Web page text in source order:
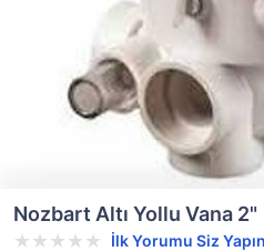
Nozbart Altı Yollu Vana 2"
İlk Yorumu Siz Yapın